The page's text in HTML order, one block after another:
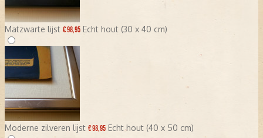
Matzwarte lijst € 98,95 Echt hout (30 x 40 cm)
Moderne zilveren lijst € 98,95 Echt hout (40 x 50 cm)